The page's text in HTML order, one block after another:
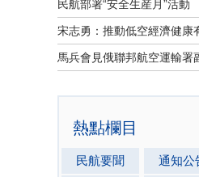
民航部署“安全生産月”活動
宋志勇：推動低空經濟健康
熱點欄目
民航要聞 通知公